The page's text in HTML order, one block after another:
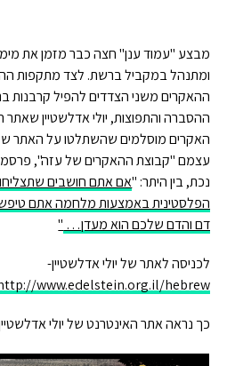
מבצע "עמוד ענן" חצה כבר מזמן את
ומתנהל במקביל ברשת. לצד מתקפות
ההאקרים משני הצדדים להפיל קרבנות
ההסברה והתפוצות, יולי אדלשטיין שאתר
האקרים מוסלמים שהשתלטו על האתר
עצמם "קבוצת ההאקרים של עזה",
נכת, בין היתר: "אם אתם חושבים
הפלסטינית באמצעות מלחמה אתם
דם והדם שלכם הוא מעדן… "
לכניסה לאתר של יולי אדלשטיין-
www.edelstein.org.il/hebrew/
כך נראה אתר האינטרנט של יולי